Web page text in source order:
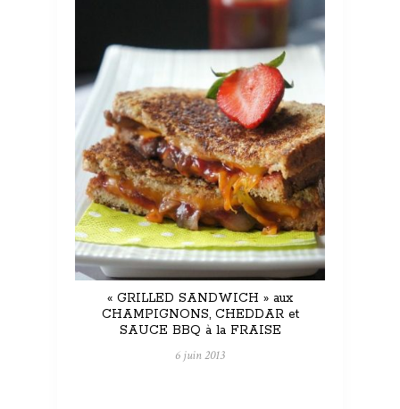
« GRILLED SANDWICH » aux
CHAMPIGNONS, CHEDDAR et
SAUCE BBQ à la FRAISE
6 juin 2013